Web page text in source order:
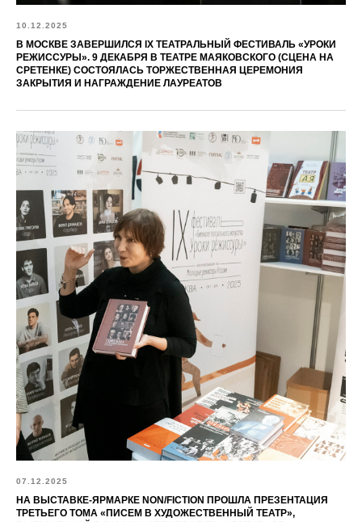
10.12.2025
В МОСКВЕ ЗАВЕРШИЛСЯ IX ТЕАТРАЛЬНЫЙ ФЕСТИВАЛЬ «УРОКИ
РЕЖИССУРЫ». 9 ДЕКАБРЯ В ТЕАТРЕ МАЯКОВСКОГО (СЦЕНА НА
СРЕТЕНКЕ) СОСТОЯЛАСЬ ТОРЖЕСТВЕННАЯ ЦЕРЕМОНИЯ
ЗАКРЫТИЯ И НАГРАЖДЕНИЕ ЛАУРЕАТОВ
07.12.2025
НА ВЫСТАВКЕ-ЯРМАРКЕ NON/FICTION ПРОШЛА ПРЕЗЕНТАЦИЯ
ТРЕТЬЕГО ТОМА «ПИСЕМ В ХУДОЖЕСТВЕННЫЙ ТЕАТР»,